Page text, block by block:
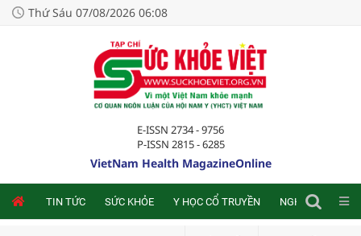
Thứ Sáu 07/08/2026 06:08
E-ISSN 2734 - 9756
P-ISSN 2815 - 6285
VietNam Health MagazineOnline
TIN TỨC SỨC KHỎE Y HỌC CỔ TRUYỀN NGHIÊN CỨU